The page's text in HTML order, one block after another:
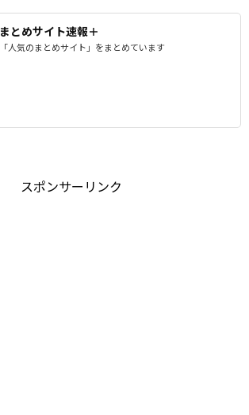
まとめサイト速報＋
「人気のまとめサイト」をまとめています
スポンサーリンク